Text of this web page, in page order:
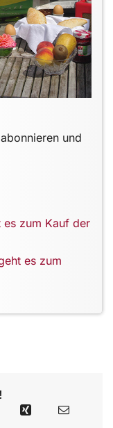
und
es zum Kauf der
es zum